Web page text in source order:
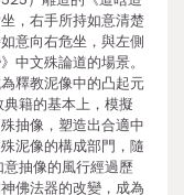
，右手所持如意清楚
意向右危坐，與左側
中文殊論道的場景。
釋教泥像中的凸起元
籍的基本上，模擬
抽像，塑造出合適中
泥像的構成部門，隨
抽像的風行經過歷
佛法器的改變，成為